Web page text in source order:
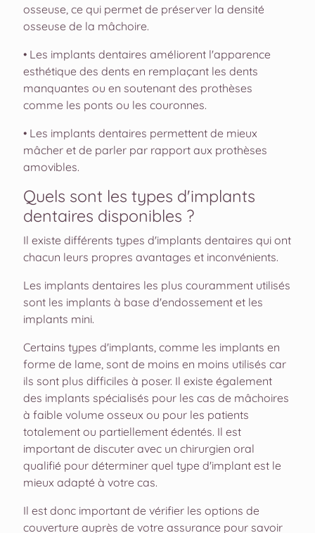
osseuse, ce qui permet de préserver la densité
osseuse de la mâchoire.
• Les implants dentaires améliorent l'apparence
esthétique des dents en remplaçant les dents
manquantes ou en soutenant des prothèses
comme les ponts ou les couronnes.
• Les implants dentaires permettent de mieux
mâcher et de parler par rapport aux prothèses
amovibles.
Quels sont les types d'implants
dentaires disponibles ?
Il existe différents types d'implants dentaires qui ont
chacun leurs propres avantages et inconvénients.
Les implants dentaires les plus couramment utilisés
sont les implants à base d'endossement et les
implants mini.
Certains types d'implants, comme les implants en
forme de lame, sont de moins en moins utilisés car
ils sont plus difficiles à poser. Il existe également
des implants spécialisés pour les cas de mâchoires
à faible volume osseux ou pour les patients
totalement ou partiellement édentés. Il est
important de discuter avec un chirurgien oral
qualifié pour déterminer quel type d'implant est le
mieux adapté à votre cas.
Il est donc important de vérifier les options de
couverture auprès de votre assurance pour savoir